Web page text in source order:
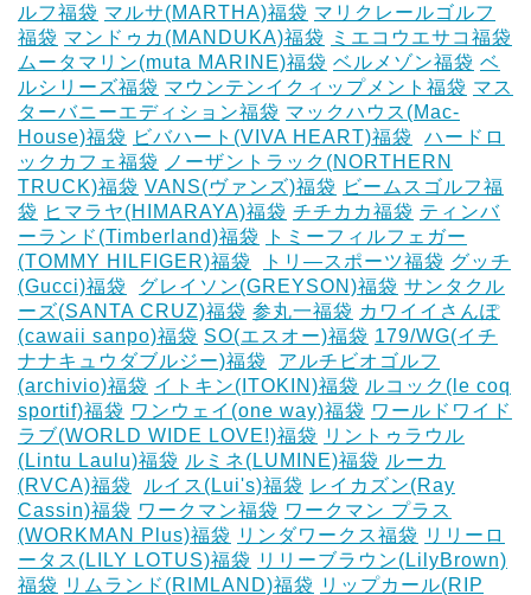
ルフ福袋 マルサ(MARTHA)福袋 マリクレールゴルフ
福袋 マンドゥカ(MANDUKA)福袋
ミエコウエサコ福袋
ムータマリン(muta MARINE)福袋 ベルメゾン福袋 ベ
ルシリーズ福袋 マウンテンイクィップメント福袋 マス
ターバニーエディション福袋 マックハウス(Mac-
House)福袋 ビバハート(VIVA HEART)福袋
ハードロ
ックカフェ福袋
ノーザントラック(NORTHERN
TRUCK)福袋 VANS(ヴァンズ)福袋 ビームスゴルフ福
袋 ヒマラヤ(HIMARAYA)福袋 チチカカ福袋 ティンバ
ーランド(Timberland)福袋
トミーフィルフェガー
(TOMMY HILFIGER)福袋
トリ―スポーツ福袋 グッチ
(Gucci)福袋
グレイソン(GREYSON)福袋 サンタクル
ーズ(SANTA CRUZ)福袋 参丸一福袋 カワイイさんぽ
(cawaii sanpo)福袋 SO(エスオー)福袋 179/WG(イチ
ナナキュウダブルジー)福袋
アルチビオゴルフ
(archivio)福袋 イトキン(ITOKIN)福袋 ルコック(le coq
sportif)福袋 ワンウェイ(one way)福袋 ワールドワイド
ラブ(WORLD WIDE LOVE!)福袋 リントゥラウル
(Lintu Laulu)福袋 ルミネ(LUMINE)福袋 ルーカ
(RVCA)福袋
ルイス(Lui's)福袋 レイカズン(Ray
Cassin)福袋 ワークマン福袋 ワークマン プラス
(WORKMAN Plus)福袋 リンダワークス福袋 リリーロ
ータス(LILY LOTUS)福袋 リリーブラウン(LilyBrown)
福袋 リムランド(RIMLAND)福袋 リップカール(RIP